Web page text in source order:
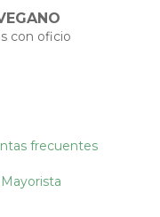
con oficio
frecuentes